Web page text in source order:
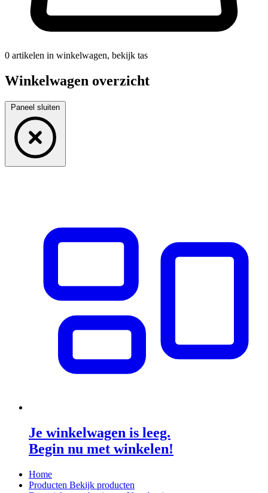
0 artikelen in winkelwagen, bekijk tas
Winkelwagen overzicht
Paneel sluiten
Je winkelwagen is leeg.
Begin nu met winkelen!
Home
Producten Bekijk producten